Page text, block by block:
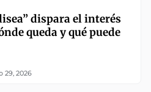
dispara el interés
queda y qué puede
29, 2026